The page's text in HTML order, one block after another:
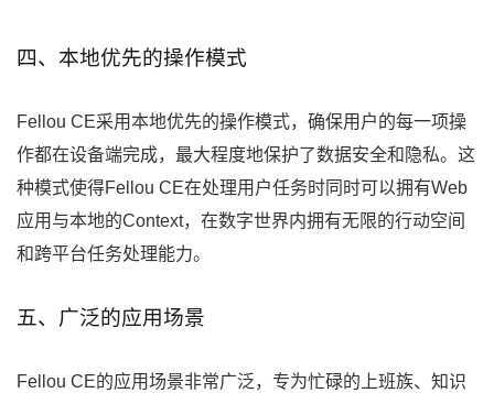
四、本地优先的操作模式
Fellou CE采用本地优先的操作模式，确保用户的每一项操
作都在设备端完成，最大程度地保护了数据安全和隐私。这
种模式使得Fellou CE在处理用户任务时同时可以拥有Web
应用与本地的Context，在数字世界内拥有无限的行动空间
和跨平台任务处理能力。
五、广泛的应用场景
Fellou CE的应用场景非常广泛，专为忙碌的上班族、知识